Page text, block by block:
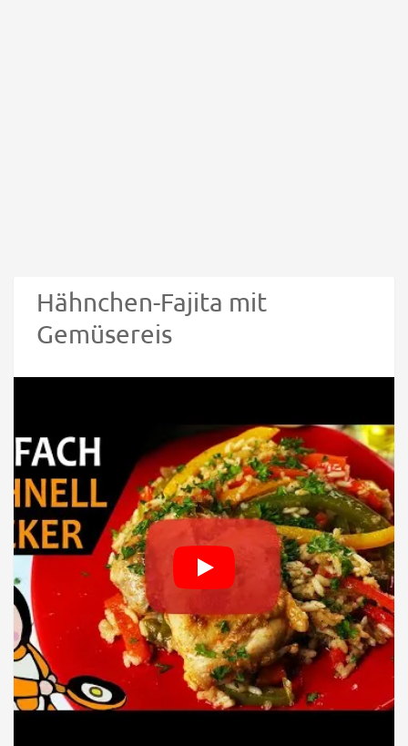
Hähnchen-Fajita mit
Gemüsereis